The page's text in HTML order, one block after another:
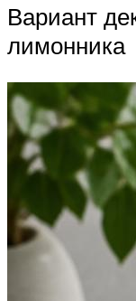
Вариант
лимонника